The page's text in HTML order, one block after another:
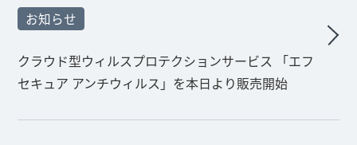
お知らせ
クラウド型ウィルスプロテクションサービス 「エフ
セキュア アンチウィルス」を本日より販売開始